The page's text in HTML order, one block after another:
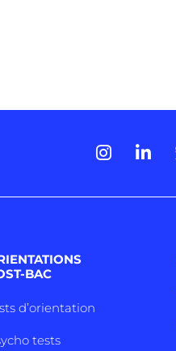
BAC
d’orientation
tests